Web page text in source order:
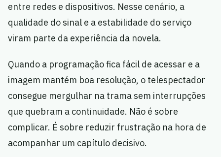
entre redes e dispositivos. Nesse cenário, a
qualidade do sinal e a estabilidade do serviço
viram parte da experiência da novela.
Quando a programação fica fácil de acessar e a
imagem mantém boa resolução, o telespectador
consegue mergulhar na trama sem interrupções
que quebram a continuidade. Não é sobre
complicar. É sobre reduzir frustração na hora de
acompanhar um capítulo decisivo.